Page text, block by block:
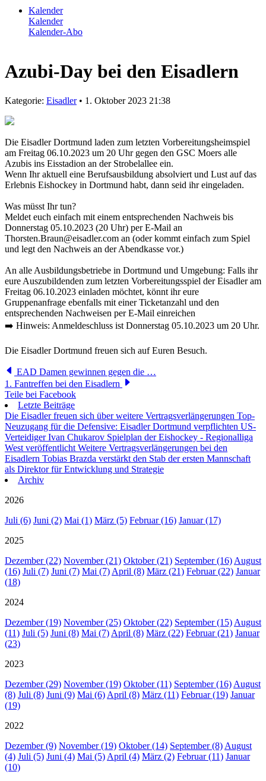
Kalender
Kalender
Kalender-Abo
Azubi-Day bei den Eisadlern
Kategorie: Eisadler• 1. Oktober 2023 21:38
Die Eisadler Dortmund laden zum letzten Vorbereitungsheimspiel
am Freitag 06.10.2023 um 20 Uhr gegen den GSC Moers alle
Azubis ins Eisstadion an der Strobelallee ein.
Wenn Ihr aktuell eine Berufsausbildung absolviert und Lust auf das
Erlebnis Eishockey in Dortmund habt, dann seid ihr eingeladen.
Was müsst Ihr tun?
Meldet euch einfach mit einem entsprechenden Nachweis bis
Donnerstag 05.10.2023 (20 Uhr) per E-Mail an
Thorsten.Braun@eisadler.com an (oder kommt einfach zum Spiel
und legt den Nachweis an der Abendkasse vor.)
An alle Ausbildungsbetriebe in Dortmund und Umgebung: Falls ihr
eure Auszubildenden zum letzten Vorbereitungsspiel der Eisadler am
Freitag 06.10.2023 einladen möchtet, könnt ihr eure
Gruppenanfrage ebenfalls mit einer Ticketanzahl und den
entsprechenden Nachweisen per E-Mail einreichen
➡️ Hinweis: Anmeldeschluss ist Donnerstag 05.10.2023 um 20 Uhr.
Die Eisadler Dortmund freuen sich auf Euren Besuch.
EAD Damen gewinnen gegen die …
1. Fantreffen bei den Eisadlern
Teile bei Facebook
Letzte Beiträge
Die Eisadler freuen sich über weitere Vertragsverlängerungen Top-
Neuzugang für die Defensive: Eisadler Dortmund verpflichten US-
Verteidiger Ivan Chukarov Spielplan der Eishockey - Regionalliga
West veröffentlicht Weitere Vertragsverlängerungen bei den
Eisadlern Tobias Brazda verstärkt den Stab der ersten Mannschaft
als Direktor für Entwicklung und Strategie
Archiv
2026
Juli (6) Juni (2) Mai (1) März (5) Februar (16) Januar (17)
2025
Dezember (22) November (21) Oktober (21) September (16) August
(16) Juli (7) Juni (7) Mai (7) April (8) März (21) Februar (22) Januar
(18)
2024
Dezember (19) November (25) Oktober (22) September (15) August
(11) Juli (5) Juni (8) Mai (7) April (8) März (22) Februar (21) Januar
(23)
2023
Dezember (29) November (19) Oktober (11) September (16) August
(8) Juli (8) Juni (9) Mai (6) April (8) März (11) Februar (19) Januar
(19)
2022
Dezember (9) November (19) Oktober (14) September (8) August
(4) Juli (5) Juni (4) Mai (5) April (4) März (2) Februar (11) Januar
(10)